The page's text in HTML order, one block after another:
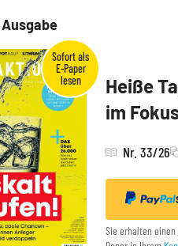
Heiße
im
Nr. 33/26
Sie erhalten